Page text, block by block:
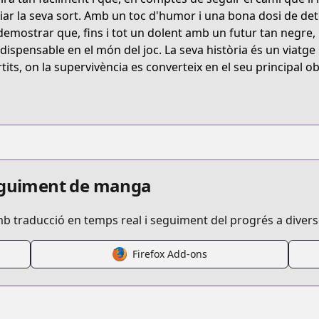
villain-wants-to-live
la seva sort. Amb un toc d'humor i una bona dosi de
que, fins i tot un dolent amb un futur tan
en el món del joc. La seva història és un
on la supervivència es converteix en el seu principal
de manga
traducció en temps real i seguiment del progrés a
Firefox Add-ons